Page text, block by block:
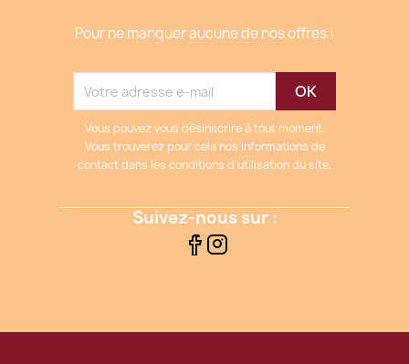
Pour ne manquer aucune de nos offres !
Vous pouvez vous désinscrire à tout moment.
Vous trouverez pour cela nos informations de
contact dans les conditions d'utilisation du site.
Suivez-nous sur :